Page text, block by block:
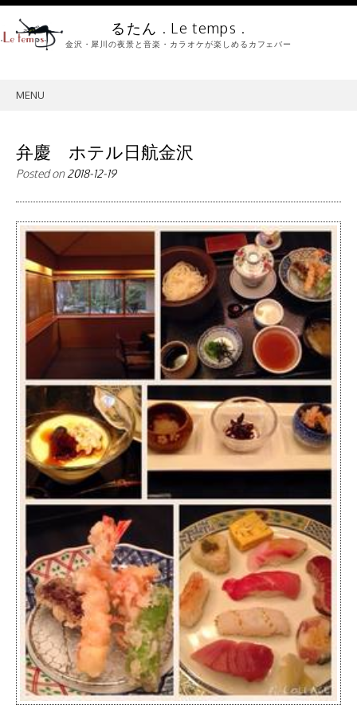
るたん . Le temps .
金沢・犀川の夜景と音楽・カラオケが楽しめるカフェバー
MENU
弁慶 ホテル日航金沢
Posted on2018-12-19